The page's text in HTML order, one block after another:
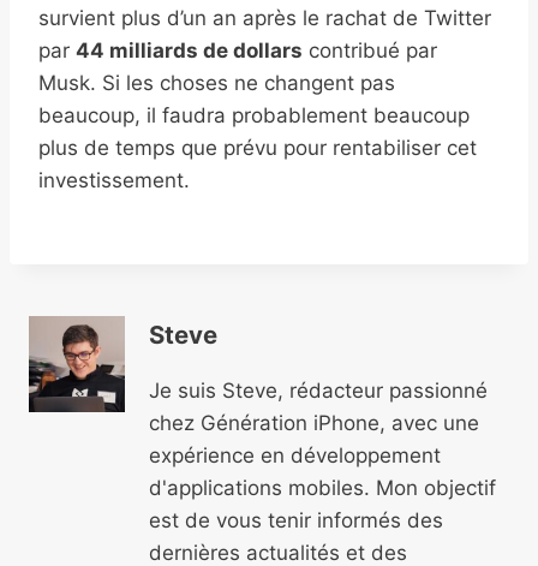
survient plus d’un an après le rachat de Twitter
par 44 milliards de dollars contribué par
Musk. Si les choses ne changent pas
beaucoup, il faudra probablement beaucoup
plus de temps que prévu pour rentabiliser cet
investissement.
Steve
Je suis Steve, rédacteur passionné
chez Génération iPhone, avec une
expérience en développement
d'applications mobiles. Mon objectif
est de vous tenir informés des
dernières actualités et des